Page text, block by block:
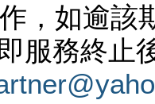
，如逾該
服務終止